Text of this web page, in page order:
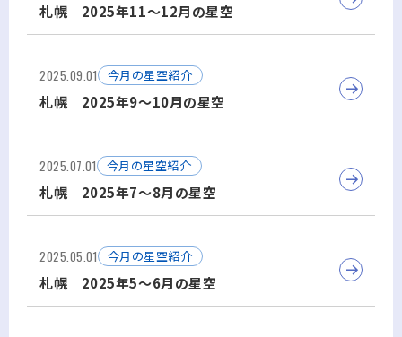
札幌 2025年11～12月の星空
2025.09.01 今月の星空紹介
札幌 2025年9～10月の星空
2025.07.01 今月の星空紹介
札幌 2025年7～8月の星空
2025.05.01 今月の星空紹介
札幌 2025年5～6月の星空